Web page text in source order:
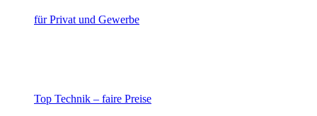
für Privat und Gewerbe
Top Technik – faire Preise